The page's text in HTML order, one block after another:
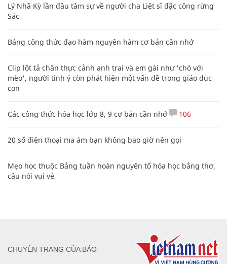
Lý Nhã Kỳ lần đầu tâm sự về người cha Liệt sĩ đặc công rừng
Sác
Bảng công thức đạo hàm nguyên hàm cơ bản cần nhớ
Clip lột tả chân thực cảnh anh trai và em gái như 'chó với
mèo', người tinh ý còn phát hiện một vấn đề trong giáo dục
con
Các công thức hóa học lớp 8, 9 cơ bản cần nhớ 106
20 số điện thoại ma ám bạn không bao giờ nên gọi
Mẹo học thuộc Bảng tuần hoàn nguyên tố hóa học bằng thơ,
câu nói vui vẻ
CHUYÊN TRANG CỦA BÁO